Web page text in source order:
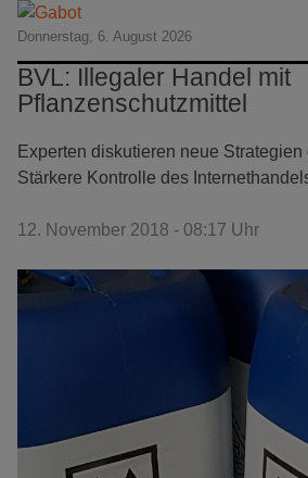
Donnerstag, 6. August 2026
BVL: Illegaler Handel mit
Pflanzenschutzmittel
Experten diskutieren neue
Stärkere Kontrolle des
12. November 2018 - 08:17 Uhr